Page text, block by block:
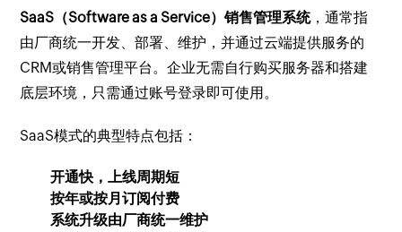
SaaS（Software as a Service）销售管理系统，通常指
由厂商统一开发、部署、维护，并通过云端提供服务的
CRM或销售管理平台。企业无需自行购买服务器和搭建
底层环境，只需通过账号登录即可使用。
SaaS模式的典型特点包括：
开通快，上线周期短
按年或按月订阅付费
系统升级由厂商统一维护